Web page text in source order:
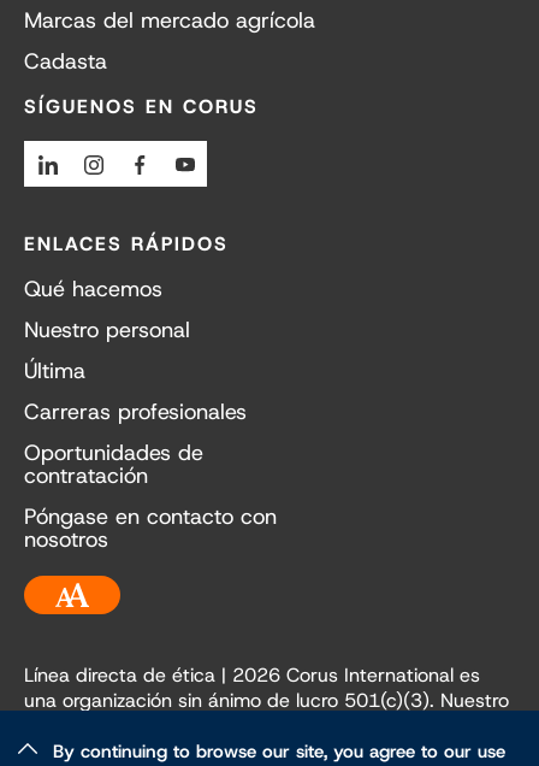
Marcas del mercado agrícola
Cadasta
SÍGUENOS EN CORUS
LinkedinInstagramFacebook
ENLACES RÁPIDOS
Qué hacemos
Nuestro personal
Última
Carreras profesionales
Oportunidades de
contratación
Póngase en contacto con
nosotros
Línea directa de ética | 2026 Corus International es
una organización sin ánimo de lucro 501(c)(3). Nuestro
By continuing to browse our site, you agree to our use